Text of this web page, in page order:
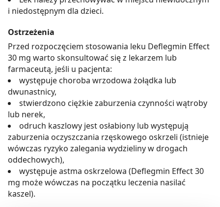
i niedostępnym dla dzieci.
Ostrzeżenia
Przed rozpoczęciem stosowania leku Deflegmin Effect
30 mg warto skonsultować się z lekarzem lub
farmaceutą, jeśli u pacjenta:
występuje choroba wrzodowa żołądka lub
dwunastnicy,
stwierdzono ciężkie zaburzenia czynności wątroby
lub nerek,
odruch kaszlowy jest osłabiony lub występują
zaburzenia oczyszczania rzęskowego oskrzeli (istnieje
wówczas ryzyko zalegania wydzieliny w drogach
oddechowych),
występuje astma oskrzelowa (Deflegmin Effect 30
mg może wówczas na początku leczenia nasilać
kaszel).